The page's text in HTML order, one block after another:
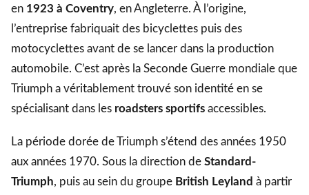
en 1923 à Coventry, en Angleterre. À l’origine,
l’entreprise fabriquait des bicyclettes puis des
motocyclettes avant de se lancer dans la production
automobile. C’est après la Seconde Guerre mondiale que
Triumph a véritablement trouvé son identité en se
spécialisant dans les roadsters sportifs accessibles.
La période dorée de Triumph s’étend des années 1950
aux années 1970. Sous la direction de Standard-
Triumph, puis au sein du groupe British Leyland à partir